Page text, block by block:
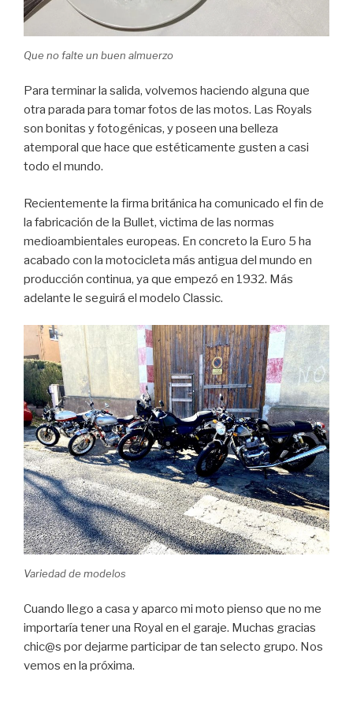
Que no falte un buen almuerzo
Para terminar la salida, volvemos haciendo alguna que
otra parada para tomar fotos de las motos. Las Royals
son bonitas y fotogénicas, y poseen una belleza
atemporal que hace que estéticamente gusten a casi
todo el mundo.
Recientemente la firma británica ha comunicado el fin de
la fabricación de la Bullet, victima de las normas
medioambientales europeas. En concreto la Euro 5 ha
acabado con la motocicleta más antigua del mundo en
producción continua, ya que empezó en 1932. Más
adelante le seguirá el modelo Classic.
Variedad de modelos
Cuando llego a casa y aparco mi moto pienso que no me
importaría tener una Royal en el garaje. Muchas gracias
chic@s por dejarme participar de tan selecto grupo. Nos
vemos en la próxima.